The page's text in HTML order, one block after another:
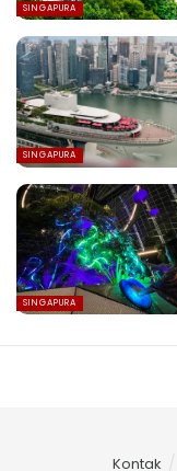
SINGAPURA
SINGAPURA
SINGAPURA
Kontak